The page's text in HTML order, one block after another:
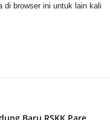
di browser ini untuk lain kali